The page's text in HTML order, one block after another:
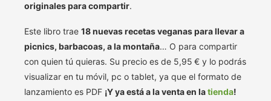
originales para compartir.
Este libro trae 18 nuevas recetas veganas para llevar a
picnics, barbacoas, a la montaña… O para compartir
con quien tú quieras. Su precio es de 5,95 € y lo podrás
visualizar en tu móvil, pc o tablet, ya que el formato de
lanzamiento es PDF ¡Y ya está a la venta en latienda!